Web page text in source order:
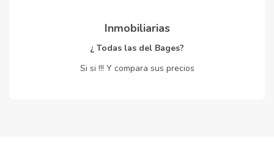
Inmobiliarias
¿ Todas las del Bages?
Si si !!! Y compara sus precios